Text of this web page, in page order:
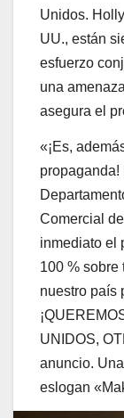
Unidos.
UU., están
esfuerzo
una
asegura el
«¡Es,
propaganda!
Comercial
inmediato el
100 % sobre
nuestro país
UNIDOS,
anuncio.
eslogan